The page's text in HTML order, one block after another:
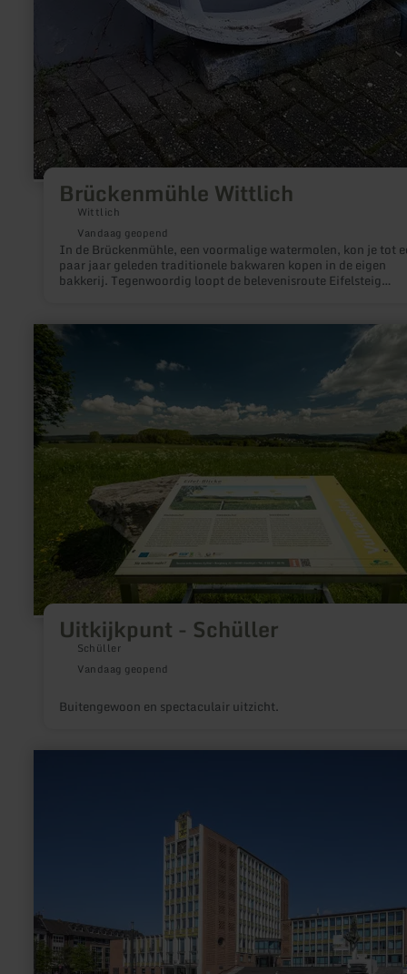
Brückenmühle Wittlich
Wittlich
Vandaag geopend
In de Brückenmühle, een voormalige watermolen, kon je tot
paar jaar geleden traditionele bakwaren kopen in de eigen
bakkerij. Tegenwoordig loopt de belevenisroute Eifelsteig
Uitkijkpunt - Schüller
Schüller
Vandaag geopend
Buitengewoon en spectaculair uitzicht.
meer
over:
Uitkijkpunt
-
Schüller